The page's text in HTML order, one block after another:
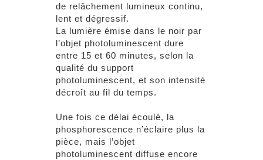
de relâchement lumineux continu,
lent et dégressif.
La lumière émise dans le noir par
l’objet photoluminescent dure
entre 15 et 60 minutes, selon la
qualité du support
photoluminescent, et son intensité
décroît au fil du temps.
Une fois ce délai écoulé, la
phosphorescence n’éclaire plus la
pièce, mais l’objet
photoluminescent diffuse encore